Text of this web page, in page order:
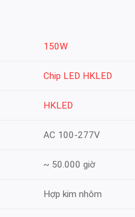
150W
Chip LED HKLED
HKLED
AC 100-277V
~ 50.000 giờ
Hợp kim nhôm